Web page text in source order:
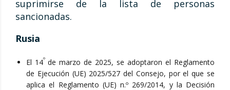
suprimirse de la lista de personas
sancionadas.
Rusia
El 14º de marzo de 2025, se adoptaron el Reglamento
de Ejecución (UE) 2025/527 del Consejo, por el que se
aplica el Reglamento (UE) n.º 269/2014, y la Decisión